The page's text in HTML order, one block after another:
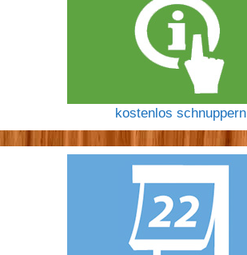
kostenlos schnuppern